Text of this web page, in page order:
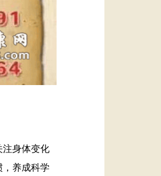
注身体变化
养成科学